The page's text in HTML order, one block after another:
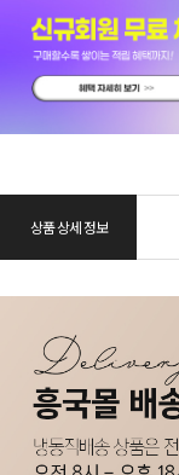
상품 상세 정보